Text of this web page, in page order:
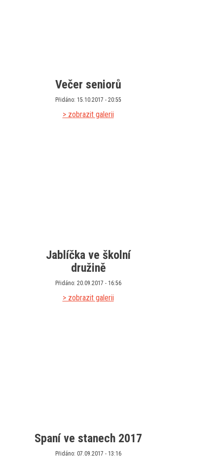
Večer seniorů
Přidáno: 15.10.2017 - 20:55
> zobrazit galerii
Jablíčka ve školní
družině
Přidáno: 20.09.2017 - 16:56
> zobrazit galerii
Spaní ve stanech 2017
Přidáno: 07.09.2017 - 13:16